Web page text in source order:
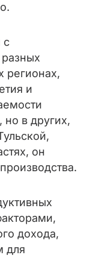
с
регионах,
и
но в других,
он
дохода,
для